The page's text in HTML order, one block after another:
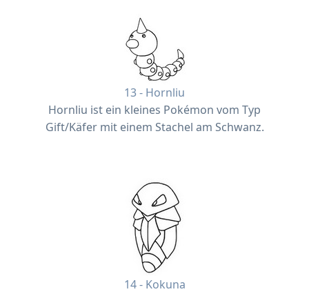
13 - Hornliu
Hornliu ist ein kleines Pokémon vom Typ
Gift/Käfer mit einem Stachel am Schwanz.
14 - Kokuna